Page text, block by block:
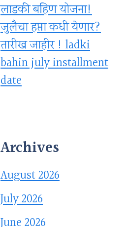
लाडकी बहिण योजना!
जुलैचा हप्ता कधी येणार?
तारीख जाहीर ! ladki
bahin july installment
date
Archives
August 2026
July 2026
June 2026